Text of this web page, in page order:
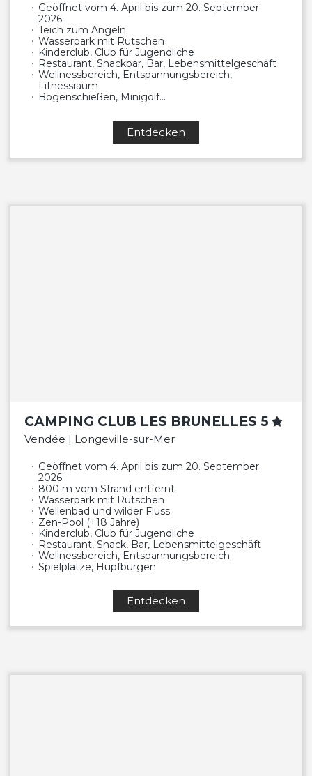
Geöffnet vom 4. April bis zum 20. September
2026.
Teich zum Angeln
Wasserpark mit Rutschen
Kinderclub, Club für Jugendliche
Restaurant, Snackbar, Bar, Lebensmittelgeschäft
Wellnessbereich, Entspannungsbereich,
Fitnessraum
Bogenschießen, Minigolf…
Entdecken
CAMPING CLUB LES BRUNELLES 5
Vendée | Longeville-sur-Mer
Geöffnet vom 4. April bis zum 20. September
2026.
800 m vom Strand entfernt
Wasserpark mit Rutschen
Wellenbad und wilder Fluss
Zen-Pool (+18 Jahre)
Kinderclub, Club für Jugendliche
Restaurant, Snack, Bar, Lebensmittelgeschäft
Wellnessbereich, Entspannungsbereich
Spielplätze, Hüpfburgen
Entdecken